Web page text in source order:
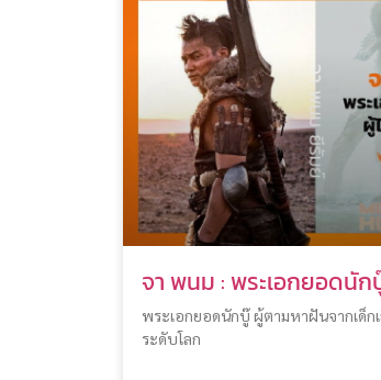
จา พนม : พระเอกยอดนั
พระเอกยอดนักบู๊ ผู้ตามหาฝันจากเด็ก
ระดับโลก